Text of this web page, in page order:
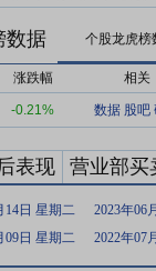
数据 个股龙虎榜
涨跌幅 相关
-0.21% 数据 股吧
表现 营业部买
14日 星期二 2023年06
09日 星期二 2022年07